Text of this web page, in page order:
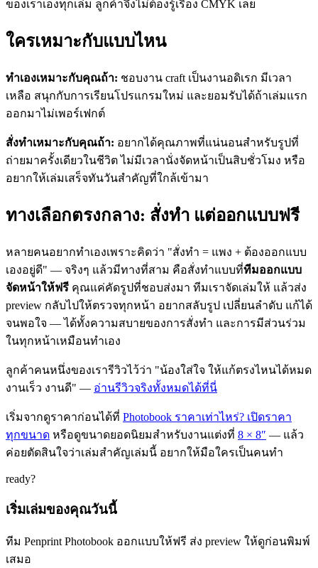
ของเราเองทุกเล่ม ลูกค้าจึงไม่ต้องรู้เรื่อง CMYK เลย
ใครเหมาะกับแบบไหน
ทำเองเหมาะกับคุณถ้า: ชอบงาน craft เป็นงานอดิเรก มีเวลา
เหลือ สนุกกับการเรียนโปรแกรมใหม่ และยอมรับได้ถ้าเล่มแรก
ออกมาไม่เพอร์เฟกต์
สั่งทำเหมาะกับคุณถ้า: อยากได้คุณภาพที่แน่นอนสำหรับรูปที่
ถ่ายมาครั้งเดียวในชีวิต ไม่มีเวลานั่งจัดหน้าเป็นสิบชั่วโมง หรือ
อยากให้เล่มเสร็จทันวันสำคัญที่ใกล้เข้ามา
ทางเลือกตรงกลาง: สั่งทำ แต่ออกแบบฟรี
หลายคนอยากทำเองเพราะคิดว่า "สั่งทำ = แพง + ต้องออกแบบ
เองอยู่ดี" — จริงๆ แล้วมีทางที่สาม คือสั่งทำแบบที่ทีมออกแบบ
จัดหน้าให้ฟรี คุณแค่คัดรูปที่ชอบส่งมา ทีมเราจัดเล่มให้ แล้วส่ง
preview กลับไปให้ตรวจทุกหน้า อยากสลับรูป เปลี่ยนลำดับ แก้ได้
จนพอใจ — ได้ทั้งความสบายของการสั่งทำ และการมีส่วนร่วม
ในทุกหน้าเหมือนทำเอง
ลูกค้าคนหนึ่งของเรารีวิวไว้ว่า "น้องใส่ใจ ให้แก้ตรงไหนได้หมด
งานเร็ว งานดี" — อ่านรีวิวจริงทั้งหมดได้ที่นี่
เริ่มจากดูราคาก่อนได้ที่ Photobook ราคาเท่าไหร่? เปิดราคา
ทุกขนาด หรือดูขนาดยอดนิยมสำหรับงานแต่งที่ 8 × 8″ — แล้ว
ค่อยตัดสินใจว่าเล่มสำคัญเล่มนี้ อยากให้มือใครเป็นคนทำ
ready?
เริ่มเล่มของคุณวันนี้
ทีม Penprint Photobook ออกแบบให้ฟรี ส่ง preview ให้ดูก่อนพิมพ์
เสมอ